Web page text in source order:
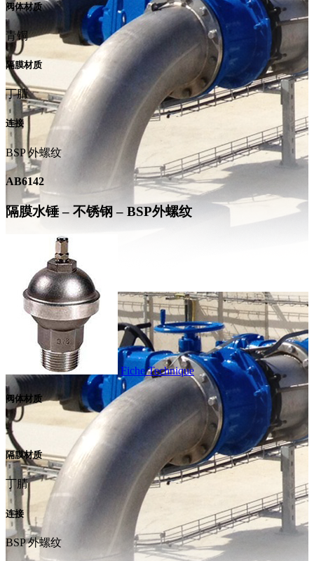
阀体材质
青铜
隔膜材质
丁腈
连接
BSP 外螺纹
AB6142
隔膜水锤 – 不锈钢 – BSP外螺纹
Fiche Technique
阀体材质
-
隔膜材质
丁腈
连接
BSP 外螺纹